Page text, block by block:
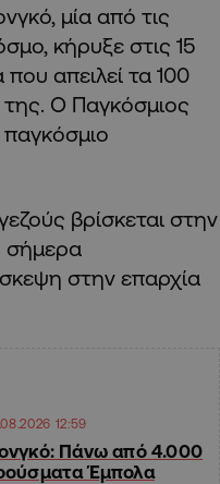
μία από τις
κήρυξε στις 15
απειλεί τα 100
Ο Παγκόσμιος
βρίσκεται στην
σήμερα
στην επαρχία
12:59
Πάνω από 4.000
Έμπολα